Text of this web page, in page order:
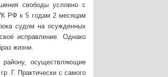
свободы условно с
РФ к 5 годам 2 месяцам
судом на осужденных
исправление. Однако
жизни.
району, осуществляющие
Г. Практически с самого